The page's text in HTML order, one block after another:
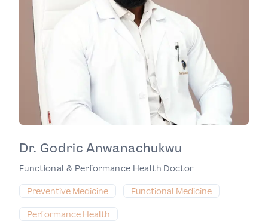
Dr. Godric Anwanachukwu
Functional & Performance Health Doctor
Preventive Medicine
Functional Medicine
Performance Health